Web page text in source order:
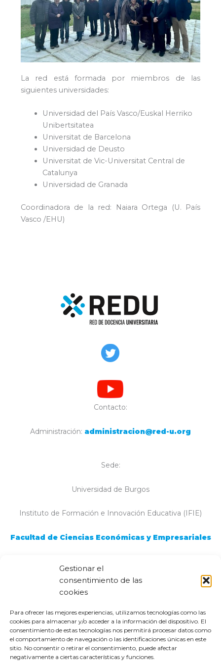
Gestionar el
consentimiento de las
cookies
Para ofrecer las mejores experiencias, utilizamos tecnologías como las
cookies para almacenar y/o acceder a la información del dispositivo. El
consentimiento de estas tecnologías nos permitirá procesar datos como
el comportamiento de navegación o las identificaciones únicas en este
sitio. No consentir o retirar el consentimiento, puede afectar
negativamente a ciertas características y funciones.
La red está formada por miembros de las
siguientes universidades:
Universidad del País Vasco/Euskal Herriko
Unibertsitatea
Universitat de Barcelona
Universidad de Deusto
Universitat de Vic-Universitat Central de
Catalunya
Universidad de Granada
Coordinadora de la red: Naiara Ortega (U. País
Vasco /EHU)
Contacto:
Administración: administracion@red-u.org
Sede:
Universidad de Burgos
Instituto de Formación e Innovación Educativa (IFIE)
Facultad de Ciencias Económicas y Empresariales
09001 Burgos
@2023 REDU